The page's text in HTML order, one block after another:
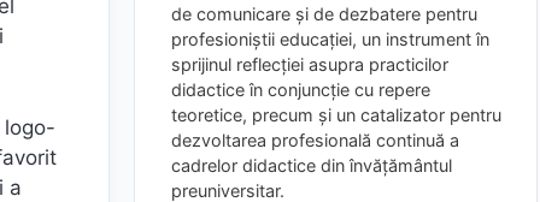
logo-
a
de comunicare și de dezbatere pentru
profesioniștii educației, un instrument în
sprijinul reflecției asupra practicilor
didactice în conjuncție cu repere
teoretice, precum și un catalizator pentru
dezvoltarea profesională continuă a
cadrelor didactice din învățământul
preuniversitar.